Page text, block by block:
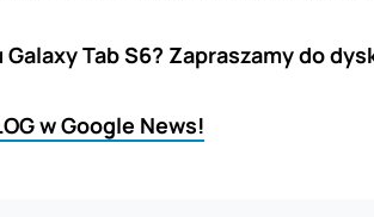
Tab S6? Zapraszamy do
w Google News!